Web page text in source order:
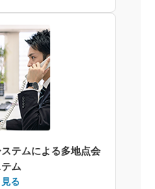
テムによる多地点会
ム
る